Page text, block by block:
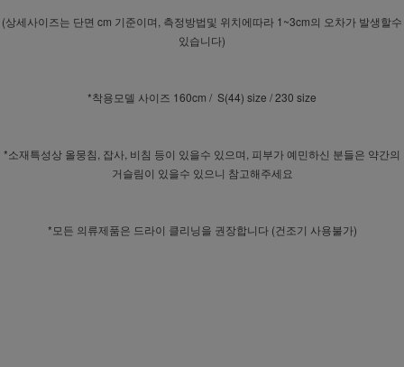
(상세사이즈는 단면 cm 기준이며, 측정방법및 위치에따라 1~3cm의 오차가 발생할수
있습니다)
*착용모델 사이즈 160cm / S(44) size / 230 size
*소재특성상 올뭉침, 잡사, 비침 등이 있을수 있으며, 피부가 예민하신 분들은 약간의
거슬림이 있을수 있으니 참고해주세요
*모든 의류제품은 드라이 클리닝을 권장합니다 (건조기 사용불가)